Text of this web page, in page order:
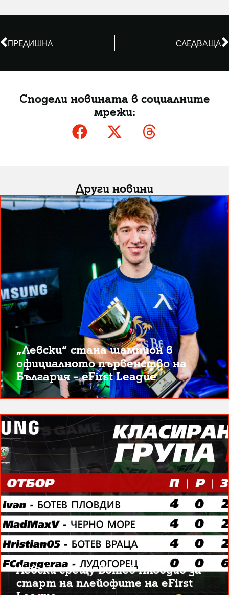
ПРЕДИШНА СЛЕДВАЩА
Сподели новината в социалните
мрежи:
Други новини
„Левски“ стана шампион в
официалното първенство на
България – eFirst League
Левски срещу Ботев Пловдив за
старт на плейофите на eFirst